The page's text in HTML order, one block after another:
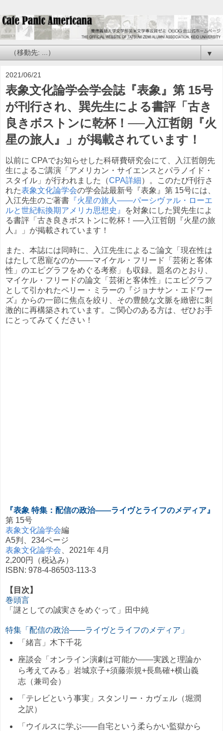
▼
2021/06/21
表象文化論学会学会誌『表象』第 15号
が刊行され、巽先生による書評「古き
良きボストンに乾杯！──入江哲朗『火
星の旅人』」が掲載されています！
以前に CPAでお知らせした科研費研究会にて、入江哲朗先
生によるご講演「アメリカン・サイエンスとパラノイド・
スタイル」が行われました（CPA詳細）。このたび刊行さ
れた表象文化論学会の学会誌最新号『表象』第 15号には、
入江先生のご著書 『火星の旅人――パーシヴァル・ローエ
ルと世紀転換期アメリカ思想史』
を対象にした巽先生によ
る書評 「古き良きボストンに乾杯！──入江哲朗『火星の旅
人』」 が掲載されています！
また、本誌には同時に、入江先生によるご論文 「現在性は
はたして恩寵なのか――マイケル・フリード「芸術と客体
性」 のエピグラフをめぐる考察」も収録。題名のとおり、
マイケル・フリードの論文「芸術と客体性」にエピグラフ
として引かれたペリー・ミラーの『ジョナサン・エドワー
ズ』からの一節に焦点を絞り、その豊饒な文脈を緻密に刺
激的に再構築されています。ご関心のある方は、ぜひお手
にとってみてください！
『表象 特集：配信の政治――ライヴとライフのメディア 』
第 15号
表象文化論学会編
A5判、234ページ
表象文化論学会 、2021年 4月
2,200円（税込み）
ISBN: 978-4-86503-113-3
【目次】
巻頭言
「謎としての誠実さをめぐって」田中純
特集「配信の政治――ライヴとライフのメディア」
「緒言」木下千花
座談会「オンライン演劇は可能か――実践と理論か
ら考えてみる」岩城京子+須藤崇規+長島確+横山義
志（兼司会）
「テレビという事実」スタンリー・カヴェル（堀潤
之訳）
「ウイルスに学ぶ――自宅という柔らかい監獄から